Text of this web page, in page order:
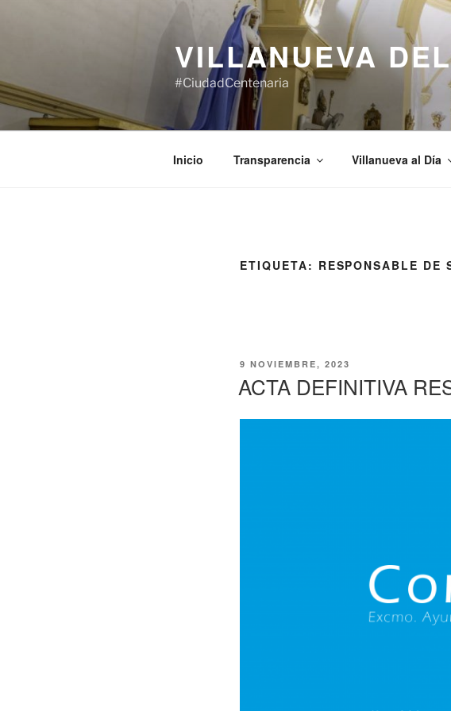
VILLANUEVA
#CiudadCentenaria
Inicio Transparencia Villanueva al Día
ETIQUETA: RESPONSABLE DE
PUBLICADO
9 NOVIEMBRE, 2023
ACTA DEFINITIVA